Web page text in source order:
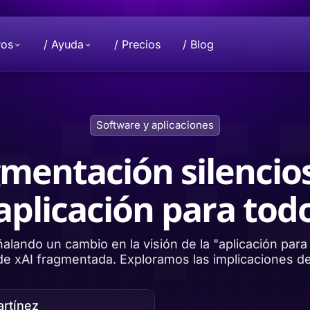
/ Ayuda / Precios / Blog
Beeble
Proteja
Misión
Elevando juntos la industria de la
datos le pertenecen solo a usted.
una
hasta un
Donar
Interesado en hacer una donación?
con nosotros para contribuir.
Software y aplicaciones
para
un cambio en la visión de la "aplicación
xAI fragmentada. Exploramos las implicaciones